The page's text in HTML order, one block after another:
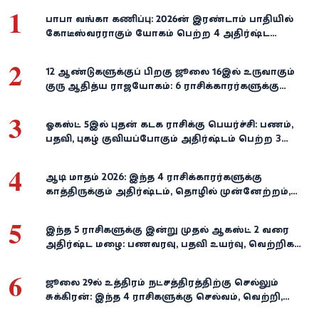
1
பாபா வங்கா கணிப்பு: 2026-ன் இரண்டாம் பாதியில்
கோடீஸ்வரராகும் யோகம் பெற்ற 4 அதிர்ஷ்ட
2
12 ஆண்டுகளுக்குப் பிறகு ஜூலை 16இல் உருவாகும்
குரு ஆதித்ய ராஜயோகம்: 6 ராசிக்காரர்களுக்கு
3
ஓகஸ்ட் 5இல் புதன் கடக ராசிக்கு பெயர்ச்சி: பணம்,
பதவி, புகழ் குவியப்போகும் அதிர்ஷ்டம் பெற்ற 3
4
ஆடி மாதம் 2026: இந்த 4 ராசிக்காரர்களுக்கு
காத்திருக்கும் அதிர்ஷ்டம், தொழில் முன்னேற்றம்,
5
இந்த 5 ராசிகளுக்கு இன்று முதல் ஆகஸ்ட் 2 வரை
அதிர்ஷ்ட மழை: பணவரவு, பதவி உயர்வு, வெற்றிகள்
6
ஜூலை 29-ல் உத்திரம் நட்சத்திரத்திற்கு செல்லும்
சுக்கிரன்: இந்த 4 ராசிகளுக்கு செல்வம், வெற்றி,